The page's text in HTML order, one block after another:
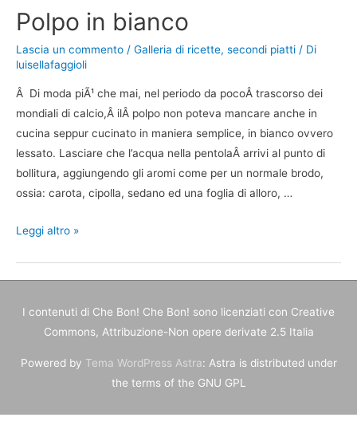
Polpo in bianco
Lascia un commento / Galleria di ricette, secondi piatti / Di
luisellafaggioli
Â Di moda piÃ¹ che mai, nel periodo da pocoÂ trascorso dei
mondiali di calcio,Â ilÂ polpo non poteva mancare anche in
cucina seppur cucinato in maniera semplice, in bianco ovvero
lessato. Lasciare che l’acqua nella pentolaÂ arrivi al punto di
bollitura, aggiungendo gli aromi come per un normale brodo,
ossia: carota, cipolla, sedano ed una foglia di alloro, …
Polpo
Leggi altro »
I contenuti di Che Bon! Che Bon! sono licenziati con Creative
Commons, Attribuzione-Non opere derivate 2.5 Italia
Powered by Tema WordPress Astra: Astra is distributed under
the terms of the GNU GPL